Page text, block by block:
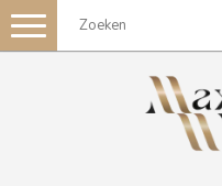
Toggle
navigation